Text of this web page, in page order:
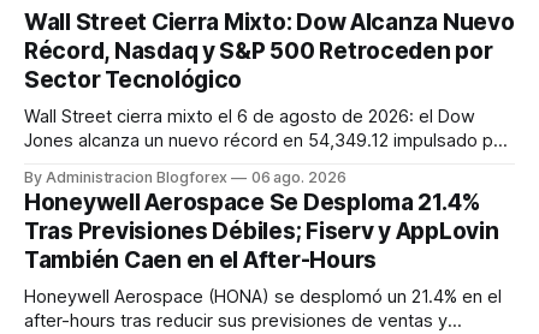
Wall Street Cierra Mixto: Dow Alcanza Nuevo
Récord, Nasdaq y S&P 500 Retroceden por
Sector Tecnológico
Wall Street cierra mixto el 6 de agosto de 2026: el Dow
Jones alcanza un nuevo récord en 54,349.12 impulsado por
Composite retroceden un 0.2% y 0.8% respectivamente,
lastrados por el sector tecnológico. El VIX cayó a 15.43, y el
progreso en...
By Administracion Blogforex 06 ago. 2026
Honeywell Aerospace Se Desploma 21.4%
Tras Previsiones Débiles; Fiserv y AppLovin
También Caen en el After-Hours
Honeywell Aerospace (HONA) se desplomó un 21.4% en el
after-hours tras reducir sus previsiones de ventas y